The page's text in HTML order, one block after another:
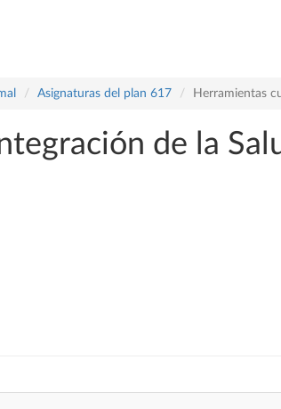
Asignaturas del plan 617 Herramientas
de la